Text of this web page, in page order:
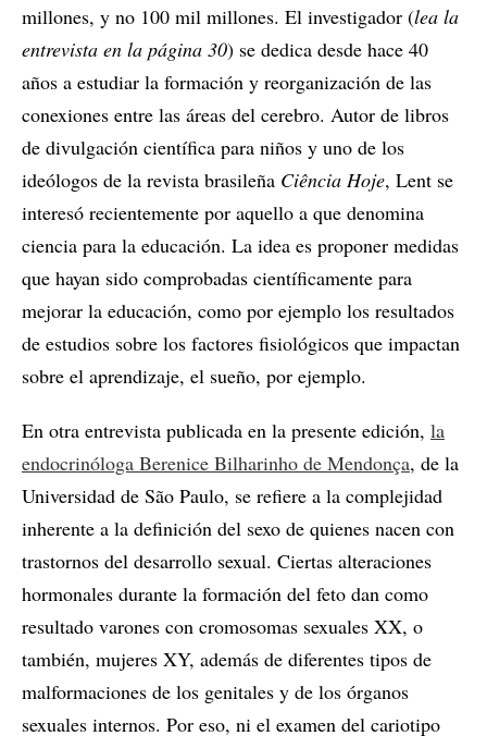
millones, y no 100 mil millones. El investigador (lea la
entrevista en la página 30) se dedica desde hace 40
años a estudiar la formación y reorganización de las
conexiones entre las áreas del cerebro. Autor de libros
de divulgación científica para niños y uno de los
ideólogos de la revista brasileña Ciência Hoje, Lent se
interesó recientemente por aquello a que denomina
ciencia para la educación. La idea es proponer medidas
que hayan sido comprobadas científicamente para
mejorar la educación, como por ejemplo los resultados
de estudios sobre los factores fisiológicos que impactan
sobre el aprendizaje, el sueño, por ejemplo.
En otra entrevista publicada en la presente edición, la
endocrinóloga Berenice Bilharinho de Mendonça, de la
Universidad de São Paulo, se refiere a la complejidad
inherente a la definición del sexo de quienes nacen con
trastornos del desarrollo sexual. Ciertas alteraciones
hormonales durante la formación del feto dan como
resultado varones con cromosomas sexuales XX, o
también, mujeres XY, además de diferentes tipos de
malformaciones de los genitales y de los órganos
sexuales internos. Por eso, ni el examen del cariotipo